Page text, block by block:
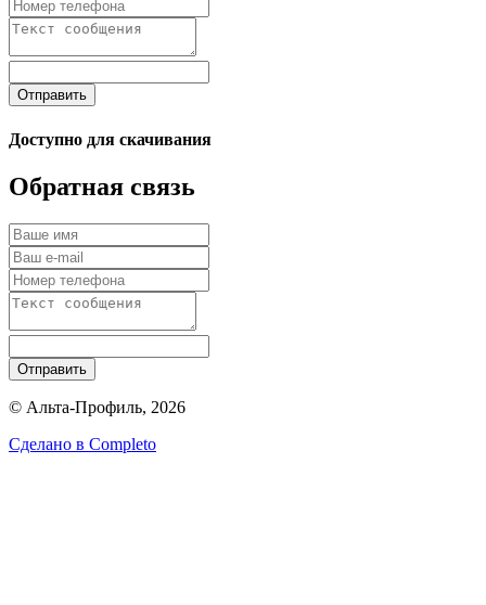
Отправить
Доступно для скачивания
Обратная связь
Отправить
© Альта-Профиль, 2026
Сделано в Completo